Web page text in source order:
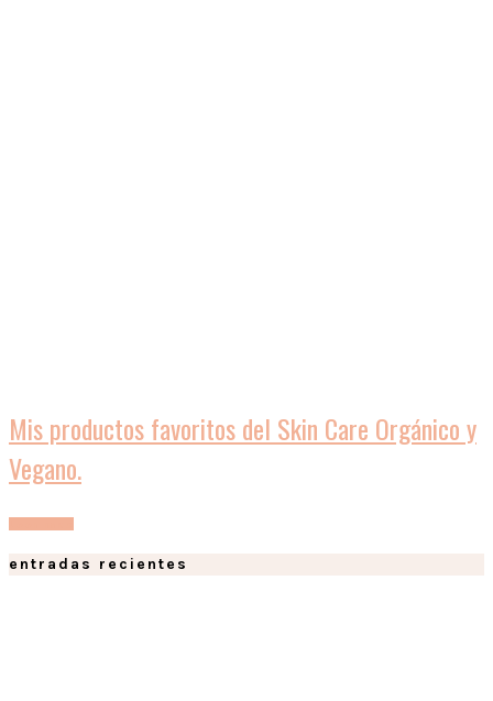
Mis productos favoritos del Skin Care Orgánico y
Vegano.
entradas recientes